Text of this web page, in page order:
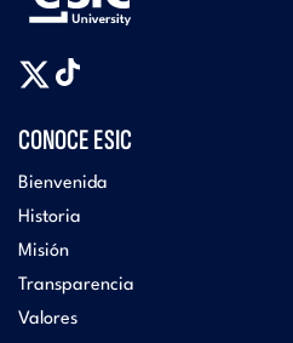
CONOCE ESIC
Bienvenida
Historia
Misión
Transparencia
Valores